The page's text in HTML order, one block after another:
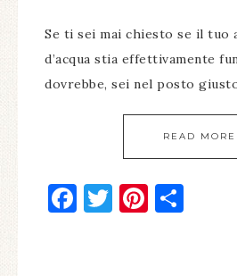
Se ti sei mai chiesto se il tuo
d’acqua stia effettivamente
dovrebbe, sei nel posto
READ MORE
Facebook
Twitter